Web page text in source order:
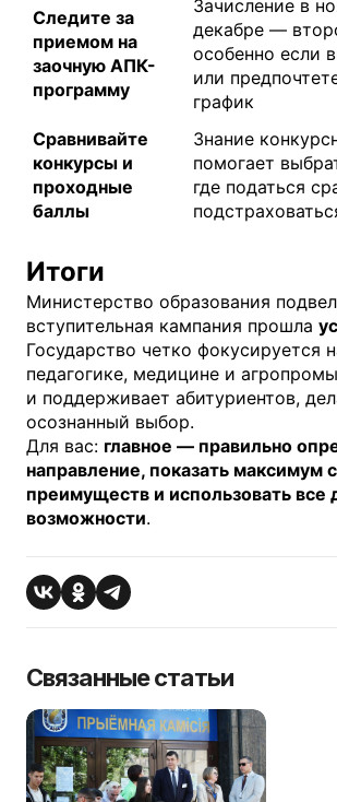
Следите за
приемом на
заочную АПК-
программу
Зачисление в
декабре —
особенно если
или
график
Сравнивайте
конкурсы и
проходные
баллы
Знание
помогает
где податься
Итоги
Министерство образования
вступительная кампания прошла
Государство четко фокусируется
педагогике, медицине и
и поддерживает абитуриентов,
осознанный выбор.
Для вас: главное — правильно
направление, показать максимум
преимуществ и использовать все
возможности.
Связанные статьи